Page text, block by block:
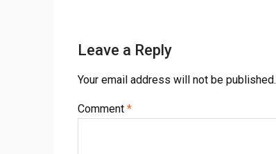
Leave a Reply
Your email address will not be published.
Comment *